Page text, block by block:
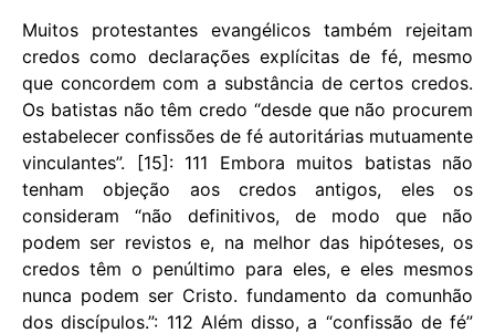
Muitos protestantes evangélicos também rejeitam
credos como declarações explícitas de fé, mesmo
que concordem com a substância de certos credos.
Os batistas não têm credo “desde que não procurem
estabelecer confissões de fé autoritárias mutuamente
vinculantes”. [15]: 111 Embora muitos batistas não
tenham objeção aos credos antigos, eles os
consideram “não definitivos, de modo que não
podem ser revistos e, na melhor das hipóteses, os
credos têm o penúltimo para eles, e eles mesmos
nunca podem ser Cristo. fundamento da comunhão
dos discípulos.”: 112 Além disso, a “confissão de fé”